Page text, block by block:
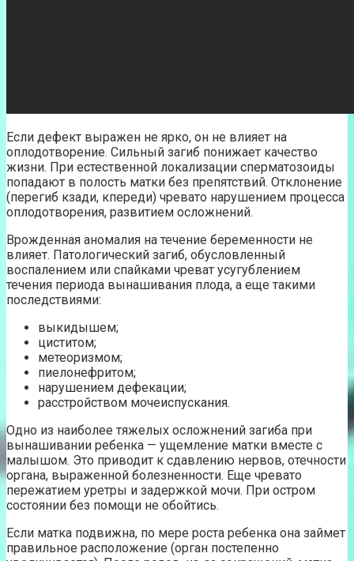
Если дефект выражен не ярко, он не влияет на
оплодотворение. Сильный загиб понижает качество
жизни. При естественной локализации сперматозоиды
попадают в полость матки без препятствий. Отклонение
(перегиб кзади, кпереди) чревато нарушением процесса
оплодотворения, развитием осложнений.
Врожденная аномалия на течение беременности не
влияет. Патологический загиб, обусловленный
воспалением или спайками чреват усугублением
течения периода вынашивания плода, а еще такими
последствиями:
выкидышем;
циститом;
метеоризмом;
пиелонефритом;
нарушением дефекации;
расстройством мочеиспускания.
Одно из наиболее тяжелых осложнений загиба при
вынашивании ребенка — ущемление матки вместе с
малышом. Это приводит к сдавлению нервов, отечности
органа, выраженной болезненности. Еще чревато
пережатием уретры и задержкой мочи. При остром
состоянии без помощи не обойтись.
Если матка подвижна, по мере роста ребенка она займет
правильное расположение (орган постепенно